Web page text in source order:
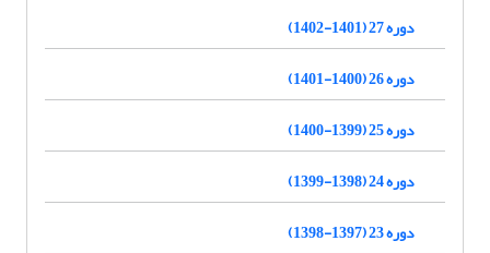
دوره 27 (1401-1402)
دوره 26 (1400-1401)
دوره 25 (1399-1400)
دوره 24 (1398-1399)
دوره 23 (1397-1398)